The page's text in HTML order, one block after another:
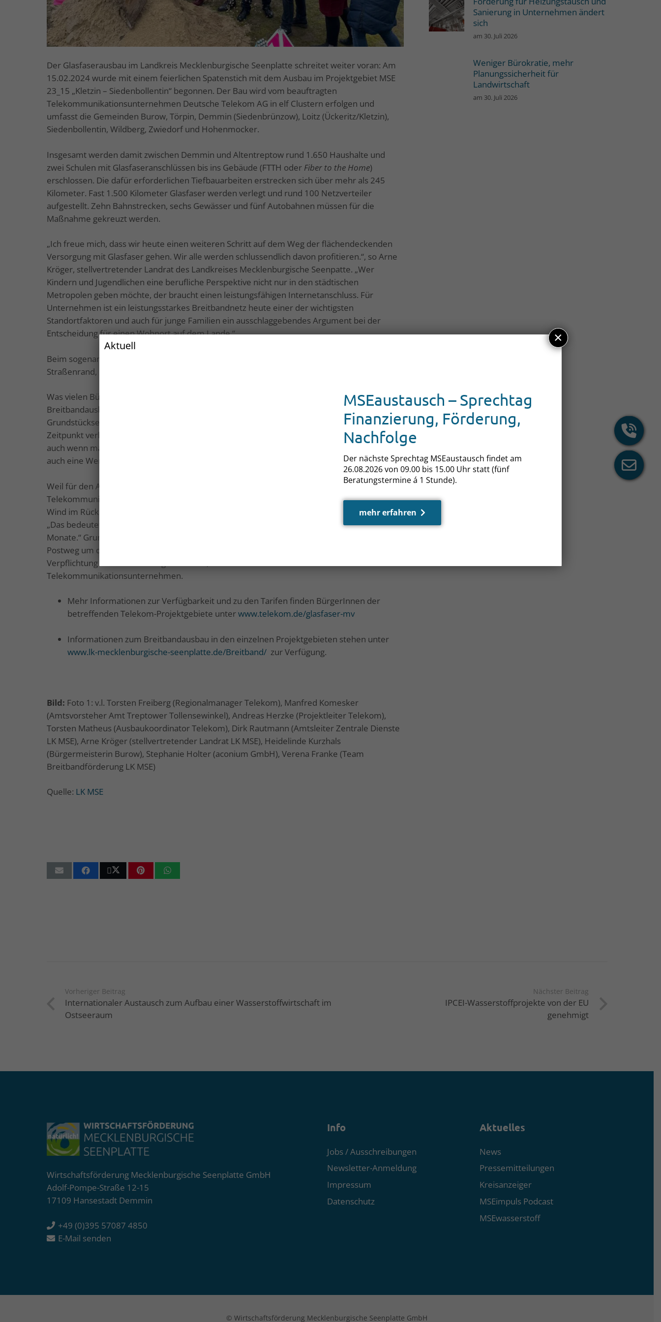
Der Glasfaserausbau im Landkreis Mecklenburgische Seenplatte schreitet weiter voran: Am
15.02.2024 wurde mit einem feierlichen Spatenstich mit dem Ausbau im Projektgebiet MSE
23_15 „Kletzin – Siedenbollentin“ begonnen. Der Bau wird vom beauftragten
Telekommunikationsunternehmen Deutsche Telekom AG in elf Clustern erfolgen und
umfasst die Gemeinden Burow, Törpin, Demmin (Siedenbrünzow), Loitz (Ückeritz/Kletzin),
Siedenbollentin, Wildberg, Zwiedorf und Hohenmocker.
Insgesamt werden damit zwischen Demmin und Altentreptow rund 1.650 Haushalte und
zwei Schulen mit Glasfaseranschlüssen bis ins Gebäude (FTTH oder Fiber to the Home)
erschlossen. Die dafür erforderlichen Tiefbauarbeiten erstrecken sich über mehr als 245
Kilometer. Fast 1.500 Kilometer Glasfaser werden verlegt und rund 100 Netzverteiler
aufgestellt. Zehn Bahnstrecken, sechs Gewässer und fünf Autobahnen müssen für die
Maßnahme gekreuzt werden.
„Ich freue mich, dass wir heute einen weiteren Schritt auf dem Weg der flächendeckenden
Versorgung mit Glasfaser gehen. Wir alle werden schlussendlich davon profitieren.“, so Arne
Kröger, stellvertretender Landrat des Landkreises Mecklenburgische Seenpatte. „Wer
Kindern und Jugendlichen eine berufliche Perspektive nicht nur in den städtischen
Metropolen geben möchte, der braucht einen leistungsfähigen Internetanschluss. Für
Unternehmen ist ein leistungsstarkes Breitbandnetz heute einer der wichtigsten
Standortfaktoren und auch für junge Familien ein ausschlaggebendes Argument bei der
Entscheidung für einen Wohnort auf dem Lande.“
Beim sogenannten FTTH-Ausbau endet das Glasfaserkabel nicht mehr im Verteilerkasten am
Straßenrand, sondern geht bis ins Haus.
Was vielen BürgerInnen nicht bekannt ist: Im von Bund und Land geförderten
Breitbandausbau sind diese Hausanschlüsse während der Planungs- und Bauphase für
Grundstückseigentümer kostenlos, und müssen nicht kostenpflichtig zu einem späteren
Zeitpunkt verlegt werden. Daher ist es sinnvoll sich den Anschluss schon jetzt legen zu lassen,
auch wenn man derzeit noch keine Nutzung beabsichtigt. Schon allein, weil damit in der Regel
auch eine Wertsteigerung der Immobilien einhergeht.
Weil für den Anschluss Privatgrundstücke betreten werden müssen benötigen die
Telekommunikationsunternehmen jedoch die Genehmigung der Eigentümer. „Wir bauen mit
Wind im Rücken“, so der Telekom-Ausbaukoordinator im Landkreis MSE Torsten Matheus.
„Das bedeutet, zwischen Ausbauankündigungen, Bau und Buchbarkeit vergehen nur wenige
Monate.“ Grundstückseigentümer wurden und werden derzeit aus diesem Grunde auf dem
Postweg um die Genehmigung gebeten. Es besteht jedoch zu keinem Zeitpunkt eine
Verpflichtung zu einem Vertragsabschluss, weder mit der Telekom noch mit einem anderen
Telekommunikationsunternehmen.
Mehr Informationen zur Verfügbarkeit und zu den Tarifen finden BürgerInnen der
betreffenden Telekom-Projektgebiete unterwww.telekom.de/glasfaser-mv
Informationen zum Breitbandausbau in den einzelnen Projektgebieten stehen unter
www.lk-mecklenburgische-seenplatte.de/Breitband/ zur Verfügung.
Bild: Foto 1: v.l. Torsten Freiberg (Regionalmanager Telekom), Manfred Komesker
(Amtsvorsteher Amt Treptower Tollensewinkel), Andreas Herzke (Projektleiter Telekom),
Torsten Matheus (Ausbaukoordinator Telekom), Dirk Rautmann (Amtsleiter Zentrale Dienste
LK MSE), Arne Kröger (stellvertretender Landrat LK MSE), Heidelinde Kurzhals
(Bürgermeisterin Burow), Stephanie Holter (aconium GmbH), Verena Franke (Team
Breitbandförderung LK MSE)
Quelle: LK MSE
Sanierung in Unternehmen ändert
sich
am 30. Juli 2026
Weniger Bürokratie, mehr
Planungssicherheit für
Landwirtschaft
am 30. Juli 2026
Vorheriger Beitrag
Internationaler Austausch zum Aufbau einer Wasserstoffwirtschaft im
Ostseeraum
Nächster Beitrag
IPCEI-Wasserstoffprojekte von der EU
genehmigt
Wirtschaftsförderung Mecklenburgische Seenplatte GmbH
Adolf-Pompe-Straße 12-15
17109 Hansestadt Demmin
+49 (0)395 57087 4850
E-Mail senden
Info
Jobs / Ausschreibungen
Newsletter-Anmeldung
Impressum
Datenschutz
Aktuelles
News
Pressemitteilungen
Kreisanzeiger
MSEimpuls Podcast
MSEwasserstoff
© Wirtschaftsförderung Mecklenburgische Seenplatte GmbH
Aktuell
MSEaustausch – Sprechtag
Finanzierung, Förderung,
Nachfolge
Der nächste Sprechtag MSEaustausch findet am
26.08.2026 von 09.00 bis 15.00 Uhr statt (fünf
Beratungstermine á 1 Stunde).
mehr erfahren
×